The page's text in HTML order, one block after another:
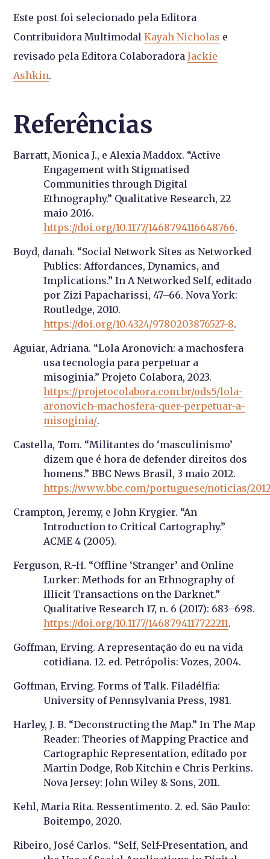
Este post foi selecionado pela Editora
Contribuidora MultimodalKayah Nicholas e
revisado pela Editora ColaboradoraJackie
Ashkin.
Referências
Barratt, Monica J., e Alexia Maddox. “Active
Engagement with Stigmatised
Communities through Digital
Ethnography.” Qualitative Research, 22
maio 2016.
https://doi.org/10.1177/1468794116648766.
Boyd, danah. “Social Network Sites as Networked
Publics: Affordances, Dynamics, and
Implications.” In A Networked Self, editado
por Zizi Papacharissi, 47–66. Nova York:
Routledge, 2010.
https://doi.org/10.4324/9780203876527-8.
Aguiar, Adriana. “Lola Aronovich: a machosfera
usa tecnologia para perpetuar a
misoginia.” Projeto Colabora, 2023.
https://projetocolabora.com.br/ods5/lola-
aronovich-machosfera-quer-perpetuar-a-
misoginia/.
Castella, Tom. “Militantes do ‘masculinismo’
dizem que é hora de defender direitos dos
homens.” BBC News Brasil, 3 maio 2012.
https://www.bbc.com/portuguese/noticias/
Crampton, Jeremy, e John Krygier. “An
Introduction to Critical Cartography.”
ACME 4 (2005).
Ferguson, R.-H. “Offline ‘Stranger’ and Online
Lurker: Methods for an Ethnography of
Illicit Transactions on the Darknet.”
Qualitative Research 17, n. 6 (2017): 683–698.
https://doi.org/10.1177/1468794117722211.
Goffman, Erving. A representação do eu na vida
cotidiana. 12. ed. Petrópolis: Vozes, 2004.
Goffman, Erving. Forms of Talk. Filadélfia:
University of Pennsylvania Press, 1981.
Harley, J. B. “Deconstructing the Map.” In The Map
Reader: Theories of Mapping Practice and
Cartographic Representation, editado por
Martin Dodge, Rob Kitchin e Chris Perkins.
Nova Jersey: John Wiley & Sons, 2011.
Kehl, Maria Rita. Ressentimento. 2. ed. São Paulo:
Boitempo, 2020.
Ribeiro, José Carlos. “Self, Self-Presentation, and